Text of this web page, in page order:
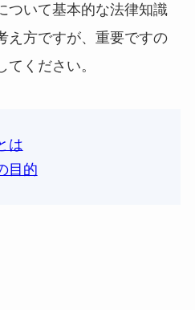
ついて基本的な法律知識
え方ですが、重要ですの
ください。
は
目的